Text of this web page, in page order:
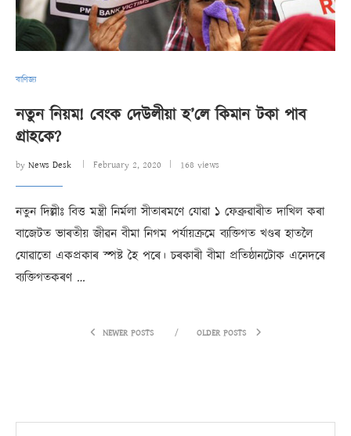
বাণিজ্য
নতুন নিয়ম! বেংক দেউলীয়া হ’লে কিমান টকা পাব
গ্ৰাহকে?
by News Desk February 2, 2020 168 views
নতুন দিল্লীঃ বিত্ত মন্ত্ৰী নিৰ্মলা সীতাৰমণে যোৱা ১ ফেব্ৰুৱাৰীত দাখিল কৰা
বাজেটত ভাৰতীয় জীৱন বীমা নিগম পৰ্যায়ক্ৰমে ব্যক্তিগত খণ্ডৰ হাতলৈ
যোৱাতো একপ্ৰকাৰ স্পষ্ট হৈ পৰে। চৰকাৰী বীমা প্ৰতিষ্ঠানটোক এনেদৰে
ব্যক্তিগতকৰণ …
NEWER POSTS OLDER POSTS